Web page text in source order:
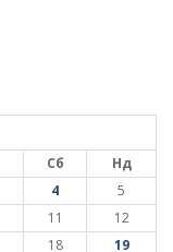
Сб
Нд
4
5
11
12
18
19